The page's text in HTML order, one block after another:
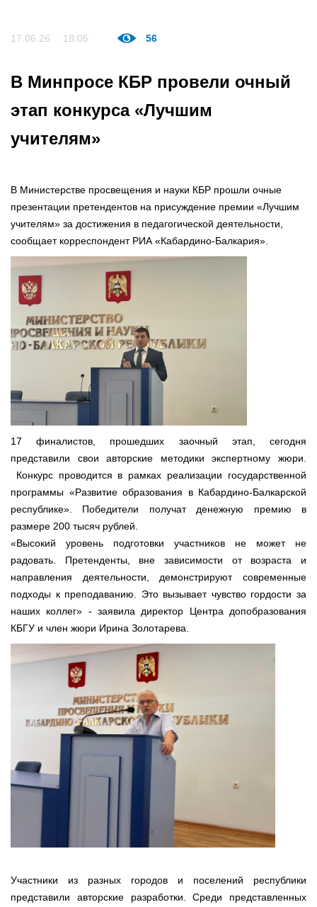
17.06.26 18:05 56
В Минпросе КБР провели очный
этап конкурса «Лучшим
учителям»
В Министерстве просвещения и науки КБР прошли очные
презентации претендентов на присуждение премии «Лучшим
учителям» за достижения в педагогической деятельности,
сообщает корреспондент РИА «Кабардино-Балкария».
17 финалистов, прошедших заочный этап, сегодня
представили свои авторские методики экспертному жюри.
Конкурс проводится в рамках реализации государственной
программы «Развитие образования в Кабардино-Балкарской
республике». Победители получат денежную премию в
размере 200 тысяч рублей.
«Высокий уровень подготовки участников не может не
радовать. Претенденты, вне зависимости от возраста и
направления деятельности, демонстрируют современные
подходы к преподаванию. Это вызывает чувство гордости за
наших коллег» - заявила директор Центра допобразования
КБГУ и член жюри Ирина Золотарева.
Участники из разных городов и поселений республики
представили авторские разработки. Среди представленных